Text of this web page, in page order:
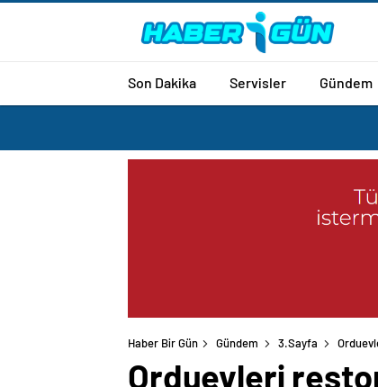
Son Dakika Servisler Gündem
Haber Bir Gün Gündem 3.Sayfa
Orduevleri